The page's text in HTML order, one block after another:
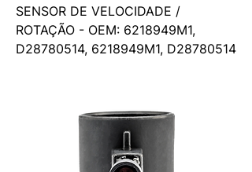
SENSOR DE VELOCIDADE /
ROTAÇÃO - OEM: 6218949M1,
D28780514, 6218949M1, D28780514